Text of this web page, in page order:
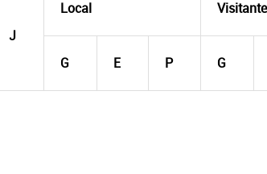
J
Local Visitante
G E P G